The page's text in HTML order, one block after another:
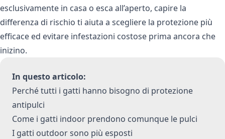
esclusivamente in casa o esca all’aperto, capire la
differenza di rischio ti aiuta a scegliere la protezione più
efficace ed evitare infestazioni costose prima ancora che
inizino.
In questo articolo:
Perché tutti i gatti hanno bisogno di protezione
antipulci
Come i gatti indoor prendono comunque le pulci
I gatti outdoor sono più esposti